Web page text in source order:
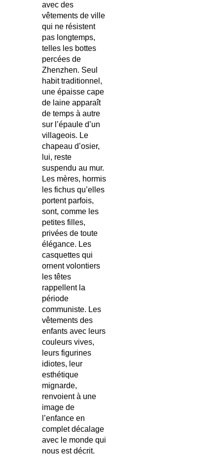
avec des
vêtements de ville
qui ne résistent
pas longtemps,
telles les bottes
percées de
Zhenzhen. Seul
habit traditionnel,
une épaisse cape
de laine apparaît
de temps à autre
sur l’épaule d’un
villageois. Le
chapeau d’osier,
lui, reste
suspendu au mur.
Les mères, hormis
les fichus qu’elles
portent parfois,
sont, comme les
petites filles,
privées de toute
élégance. Les
casquettes qui
ornent volontiers
les têtes
rappellent la
période
communiste. Les
vêtements des
enfants avec leurs
couleurs vives,
leurs figurines
idiotes, leur
esthétique
mignarde,
renvoient à une
image de
l’enfance en
complet décalage
avec le monde qui
nous est décrit.